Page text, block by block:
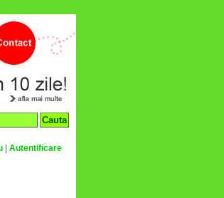
Autentificare